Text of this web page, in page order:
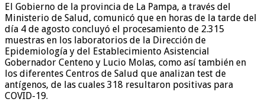
El Gobierno de la provincia de La Pampa, a través del
Ministerio de Salud, comunicó que en horas de la tarde del
día 4 de agosto concluyó el procesamiento de 2.315
muestras en los laboratorios de la Dirección de
Epidemiología y del Establecimiento Asistencial
Gobernador Centeno y Lucio Molas, como así también en
los diferentes Centros de Salud que analizan test de
antígenos, de las cuales 318 resultaron positivas para
COVID-19.